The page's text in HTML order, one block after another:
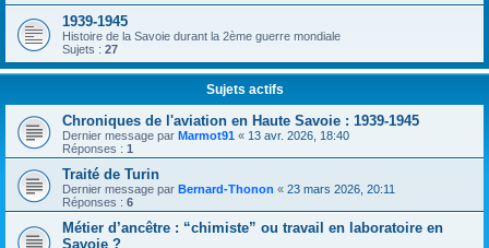
1939-1945
Histoire de la Savoie durant la 2ème guerre mondiale
Sujets : 27
Sujets actifs
Chroniques de l'aviation en Haute Savoie : 1939-1945
Dernier message par Marmot91 « 13 avr. 2026, 18:40
Réponses : 1
Traité de Turin
Dernier message par Bernard-Thonon « 23 mars 2026, 20:11
Réponses : 6
Métier d’ancêtre : “chimiste” ou travail en laboratoire en
Savoie ?